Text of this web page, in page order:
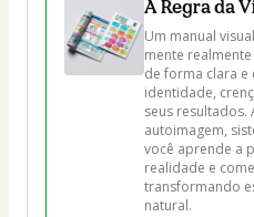
A Regra da
Um manual
mente
de forma clara
identidade,
seus
autoimagem,
você aprende a
realidade e
transformando
natural.